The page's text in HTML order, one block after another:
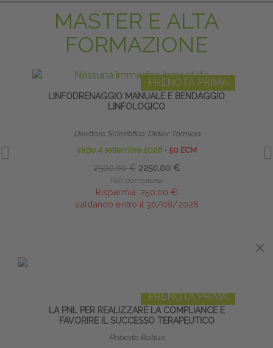
MASTER E ALTA
FORMAZIONE
PRENOTA PRIMA
LINFODRENAGGIO MANUALE E BENDAGGIO
LINFOLOGICO
Direttore Scientifico: Didier Tomson
inizio 4 settembre 2026 ∙ 50 ECM
2500,00 € 2250,00 €
IVA compresa
Risparmia: 250,00 €
saldando entro il 30/08/2026
PRENOTA PRIMA
LA PNL PER REALIZZARE LA COMPLIANCE E
FAVORIRE IL SUCCESSO TERAPEUTICO
Roberto Botturi
×
×